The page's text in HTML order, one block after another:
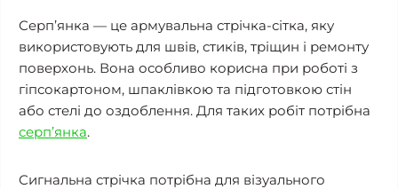
Серп’янка — це армувальна стрічка-сітка, яку
використовують для швів, стиків, тріщин і ремонту
поверхонь. Вона особливо корисна при роботі з
гіпсокартоном, шпаклівкою та підготовкою стін
або стелі до оздоблення. Для таких робіт потрібна
серп’янка.
Сигнальна стрічка потрібна для візуального